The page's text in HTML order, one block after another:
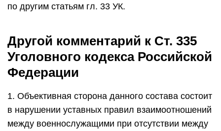
по другим статьям гл. 33 УК.
Другой комментарий к Ст. 335
Уголовного кодекса Российской
Федерации
1. Объективная сторона данного состава состоит
в нарушении уставных правил взаимоотношений
между военнослужащими при отсутствии между